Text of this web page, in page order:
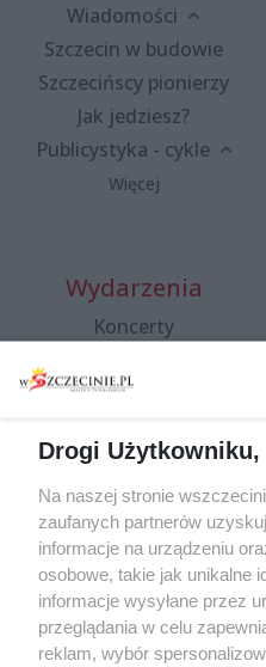
Wiadomości
Szczecin w budowie
Szczecińscy pionierzy
Jak jedziesz?
Publicystyka - cykle
Więcej
Wydarzenia
Koncerty
Spacery i oprowadzania
targi
Wernisaże
Więcej
Drogi Użytkowniku,
Na naszej stronie
zaufanych partnerów
informacje na urządzeniu
osobowe, takie jak unikalne
informacje wysyłane przez
przeglądania w celu
reklam, wybór